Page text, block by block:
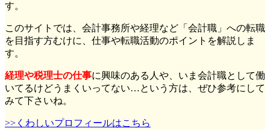
す。
このサイトでは、会計事務所や経理など「会計職」への転職
を目指す方むけに、仕事や転職活動のポイントを解説しま
す。
経理や税理士の仕事に興味のある人や、いま会計職として働
いてるけどうまくいってない…という方は、ぜひ参考にして
みて下さいね。
>>くわしいプロフィールはこちら